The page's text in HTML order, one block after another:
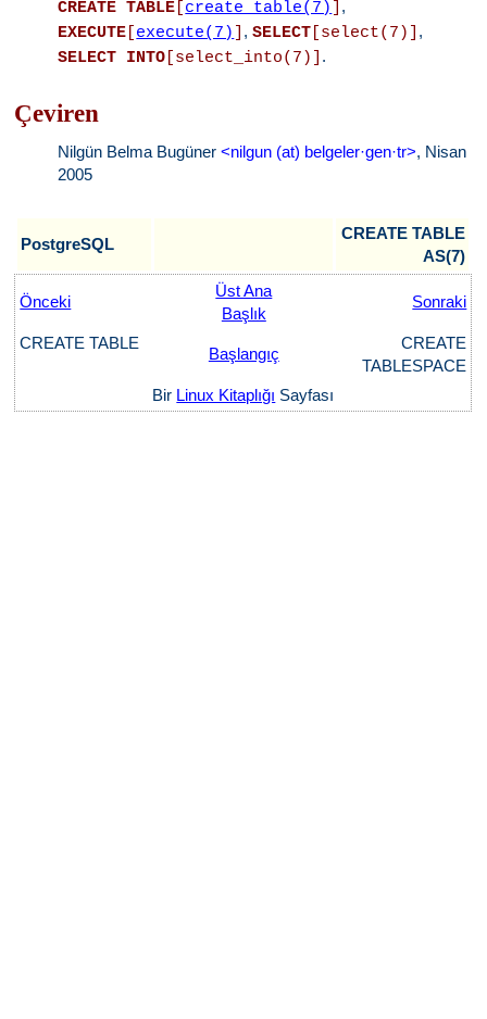
CREATE TABLE create_table(7)
,
EXECUTE execute(7) ,SELECT [select(7)] ,
SELECT INTO [select_into(7)] .
Çeviren
Nilgün Belma Bugüner<nilgun (at) belgeler·gen·tr>, Nisan
2005
PostgreSQL
CREATE TABLE
AS(7)
Önceki
Üst Ana
Başlık
Sonraki
CREATE TABLE
Başlangıç
CREATE
TABLESPACE
Bir Linux Kitaplığı Sayfası